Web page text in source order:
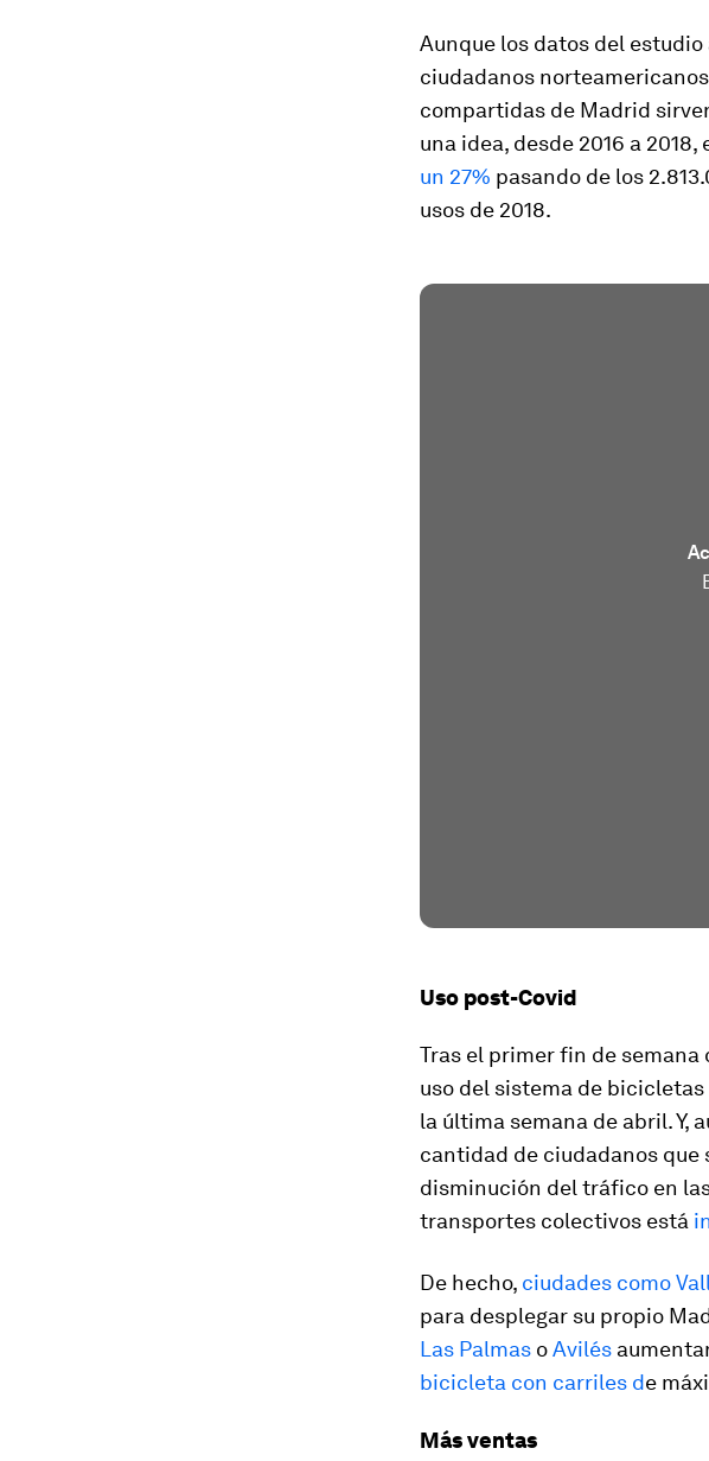
Aunque los datos del
ciudadanos
compartidas de Madrid
una idea, desde 2016 a
un 27% pasando de los
usos de 2018.
Uso post-Covid
Tras el primer fin de semana
uso del sistema de
la última semana de abril. Y,
cantidad de ciudadanos que
disminución del tráfico en
transportes colectivos está
De hecho, ciudades como
para desplegar su propio
Las Palmas oAvilés
bicicleta con carriles de
Más ventas